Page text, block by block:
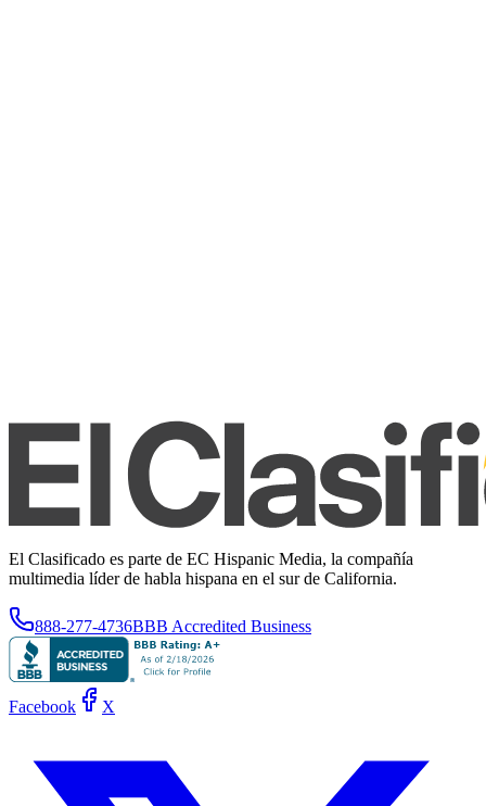
El Clasificado es parte de EC Hispanic Media, la compañía
multimedia líder de habla hispana en el sur de California.
888-277-4736BBB Accredited Business
Facebook X